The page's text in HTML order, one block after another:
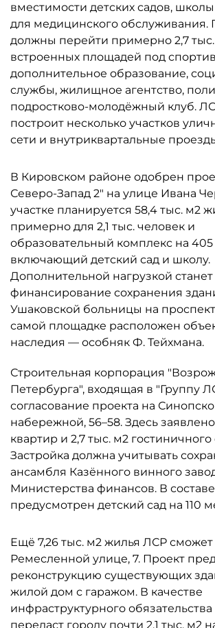
вместимости детских садов,
для медицинского обслуживания.
должны перейти примерно 2,7
встроенных площадей под
дополнительное образование,
службы, жилищное агентство,
подростково-молодёжный клуб.
построит несколько участков
сети и внутриквартальные
В Кировском районе одобрен
Северо-Запад 2" на улице Ивана
участке планируется 58,4 тыс. м2
примерно для 2,1 тыс. человек и
образовательный комплекс на 405
включающий детский сад и школу.
Дополнительной нагрузкой станет
финансирование сохранения
Ушаковской больницы на
самой площадке расположен
наследия — особняк Ф. Тейхмана.
Строительная корпорация
Петербурга", входящая в "Группу
согласование проекта на
набережной, 56–58. Здесь
квартир и 2,7 тыс. м2
Застройка должна учитывать
ансамбля Казённого винного
Министерства финансов. В
предусмотрен детский сад на 110
Ещё 7,26 тыс. м2 жилья ЛСР сможет
Ремесленной улице, 7. Проект
реконструкцию существующих
жилой дом с гаражом. В качестве
инфраструктурного
передаст городу почти 2,1 тыс. м2